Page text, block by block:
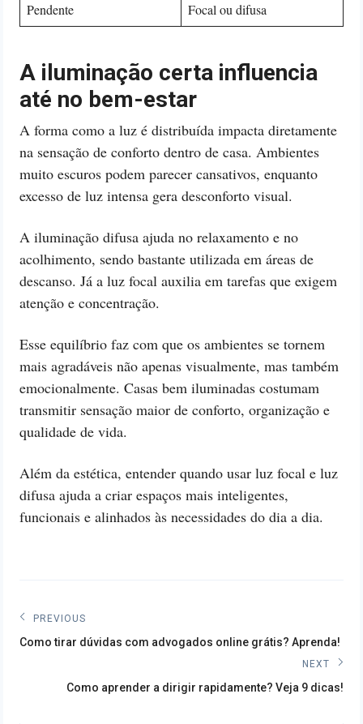
Pendente
Focal ou difusa
A iluminação certa influencia
até no bem-estar
A forma como a luz é distribuída impacta diretamente
na sensação de conforto dentro de casa. Ambientes
muito escuros podem parecer cansativos, enquanto
excesso de luz intensa gera desconforto visual.
A iluminação difusa ajuda no relaxamento e no
acolhimento, sendo bastante utilizada em áreas de
descanso. Já a luz focal auxilia em tarefas que exigem
atenção e concentração.
Esse equilíbrio faz com que os ambientes se tornem
mais agradáveis não apenas visualmente, mas também
emocionalmente. Casas bem iluminadas costumam
transmitir sensação maior de conforto, organização e
qualidade de vida.
Além da estética, entender quando usar luz focal e luz
difusa ajuda a criar espaços mais inteligentes,
funcionais e alinhados às necessidades do dia a dia.
Navegação
de
PREVIOUS
Previous
Como tirar dúvidas com advogados online grátis? Aprenda!
NEXT
Next
Como aprender a dirigir rapidamente? Veja 9 dicas!